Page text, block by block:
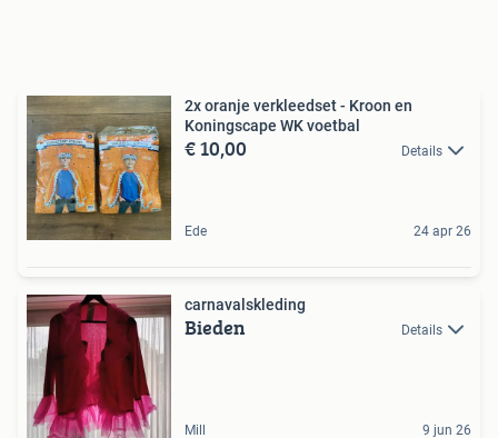
2x oranje verkleedset - Kroon en
Koningscape WK voetbal
€ 10,00 Details
Ede 24 apr 26
carnavalskleding
Bieden Details
Mill 9 jun 26